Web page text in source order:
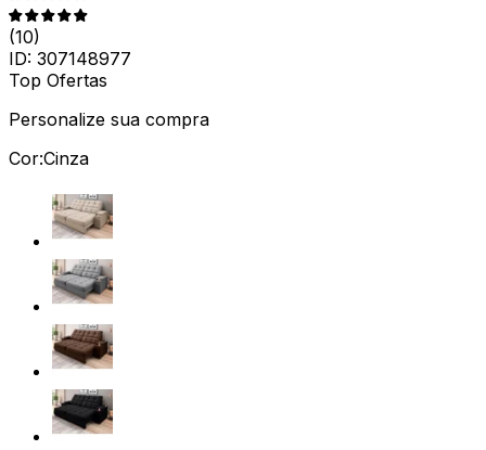
(10)
ID: 307148977
Top Ofertas
Personalize sua compra
Cor:Cinza